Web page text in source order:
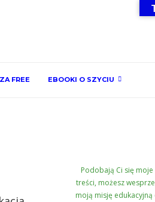
FREE EBOOKI O SZYCIU
Podobają Ci się moje
treści, możesz
moją misję edukacyjną